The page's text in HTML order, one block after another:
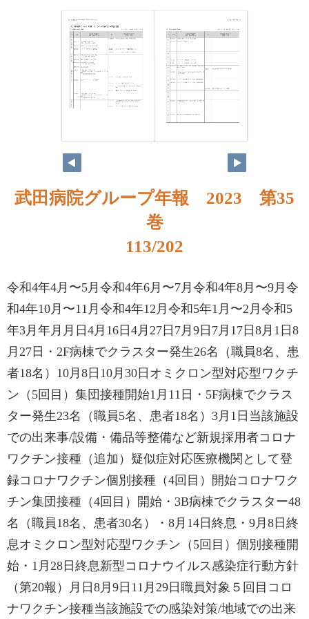
武田病院グループ年報 2023 第35
巻
113/202
令和4年4月〜5月令和4年6月〜7月令和4年8月〜9月令
和4年10月〜11月令和4年12月令和5年1月〜2月令和5
年3月年月月日4月16日4月27日7月9日7月17日8月1日8
月27日・2F病棟でクラスター発生26名（職員8名、患
者18名）10月8日10月30日オミクロン型対応型ワクチ
ン（5回目）集団接種開始1月11日・5F病棟でクラス
ター発生23名（職員5名、患者18名）3月1日当該施設
での出来事/設備・備品等整備など新規採用者コロナ
ワクチン接種（追加）疑似症対応医療機関として登
録コロナワクチン個別接種（4回目）開始コロナワク
チン集団接種（4回目）開始・3B病棟でクラスター48
名（職員18名、患者30名）・8月14日終息・9月8日終
息オミクロン型対応型ワクチン（5回目）個別接種開
始・1月28日終息新型コロナウイルス感染症行動方針
（第20報）月日8月9日11月29日職員対象５回目コロ
ナワクチン接種当該施設での感染対策/地域での出来